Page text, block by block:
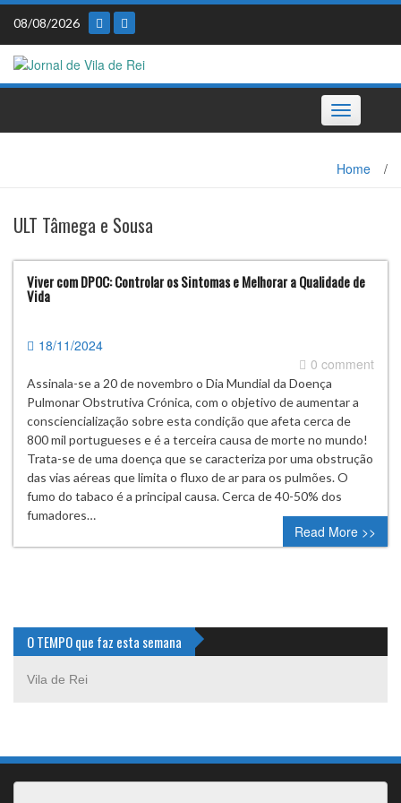
Skip
content
08/08/2026
Toggle
navigation
Home /
ULT Tâmega e Sousa
Viver com DPOC: Controlar os Sintomas e Melhorar a Qualidade de
Vida
18/11/2024
0 comment
Assinala-se a 20 de novembro o Dia Mundial da Doença
Pulmonar Obstrutiva Crónica, com o objetivo de aumentar a
consciencialização sobre esta condição que afeta cerca de
800 mil portugueses e é a terceira causa de morte no mundo!
Trata-se de uma doença que se caracteriza por uma obstrução
das vias aéreas que limita o fluxo de ar para os pulmões. O
fumo do tabaco é a principal causa. Cerca de 40-50% dos
fumadores…
Read More >>
O TEMPO que faz esta semana
Vila de Rei